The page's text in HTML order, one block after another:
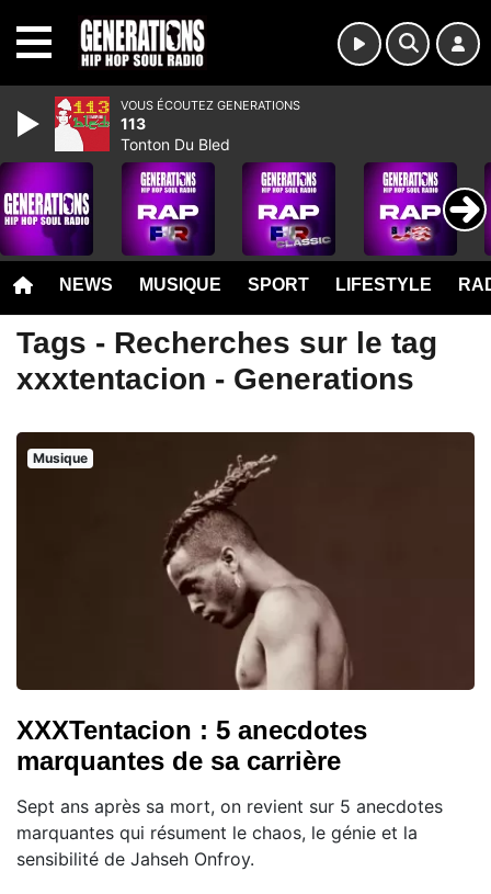
NEWS MUSIQUE SPORT LIFESTYLE
Tags - Recherches sur le tag
xxxtentacion - Generations
Musique
XXXTentacion : 5 anecdotes
marquantes de sa carrière
Sept ans après sa mort, on revient sur 5 anecdotes
marquantes qui résument le chaos, le génie et la
sensibilité de Jahseh Onfroy.
VOUS ÉCOUTEZ GENERATIONS
113
Tonton Du Bled